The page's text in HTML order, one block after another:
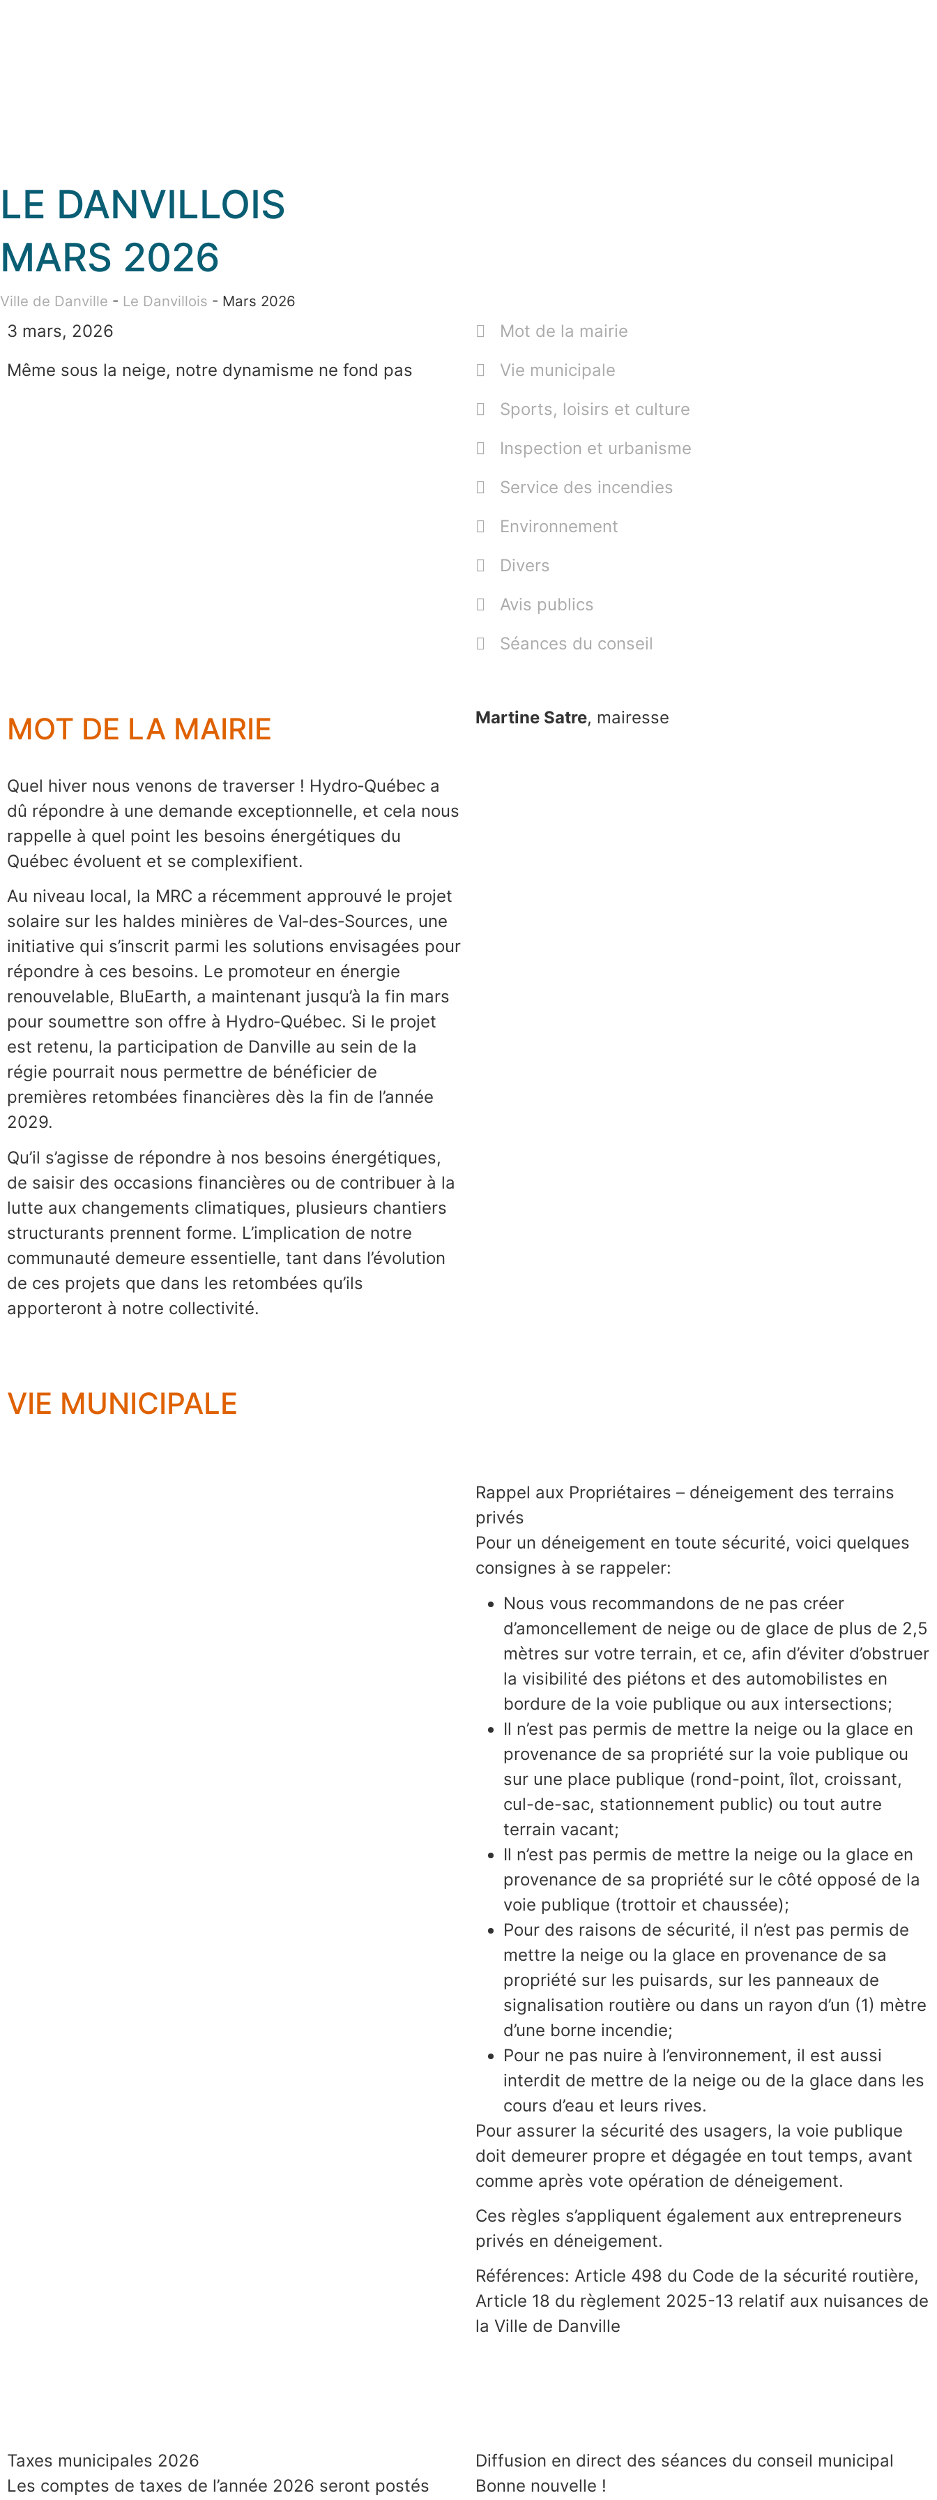
LE DANVILLOIS
MARS 2026
Ville de Danville - Le Danvillois - Mars 2026
3 mars, 2026
Même sous la neige, notre dynamisme ne fond pas
Mot de la mairie
Vie municipale
Sports, loisirs et culture
Inspection et urbanisme
Service des incendies
Environnement
Divers
Avis publics
Séances du conseil
MOT DE LA MAIRIE
Quel hiver nous venons de traverser ! Hydro‑Québec a
dû répondre à une demande exceptionnelle, et cela nous
rappelle à quel point les besoins énergétiques du
Québec évoluent et se complexifient.
Au niveau local, la MRC a récemment approuvé le projet
solaire sur les haldes minières de Val‑des‑Sources, une
initiative qui s’inscrit parmi les solutions envisagées pour
répondre à ces besoins. Le promoteur en énergie
renouvelable, BluEarth, a maintenant jusqu’à la fin mars
pour soumettre son offre à Hydro‑Québec. Si le projet
est retenu, la participation de Danville au sein de la
régie pourrait nous permettre de bénéficier de
premières retombées financières dès la fin de l’année
2029.
Qu’il s’agisse de répondre à nos besoins énergétiques,
de saisir des occasions financières ou de contribuer à la
lutte aux changements climatiques, plusieurs chantiers
structurants prennent forme. L’implication de notre
communauté demeure essentielle, tant dans l’évolution
de ces projets que dans les retombées qu’ils
apporteront à notre collectivité.
Martine Satre, mairesse
VIE MUNICIPALE
Rappel aux Propriétaires – déneigement des terrains
privés
Pour un déneigement en toute sécurité, voici quelques
consignes à se rappeler:
Nous vous recommandons de ne pas créer
d’amoncellement de neige ou de glace de plus de 2,5
mètres sur votre terrain, et ce, afin d’éviter d’obstruer
la visibilité des piétons et des automobilistes en
bordure de la voie publique ou aux intersections;
Il n’est pas permis de mettre la neige ou la glace en
provenance de sa propriété sur la voie publique ou
sur une place publique (rond-point, îlot, croissant,
cul-de-sac, stationnement public) ou tout autre
terrain vacant;
Il n’est pas permis de mettre la neige ou la glace en
provenance de sa propriété sur le côté opposé de la
voie publique (trottoir et chaussée);
Pour des raisons de sécurité, il n’est pas permis de
mettre la neige ou la glace en provenance de sa
propriété sur les puisards, sur les panneaux de
signalisation routière ou dans un rayon d’un (1) mètre
d’une borne incendie;
Pour ne pas nuire à l’environnement, il est aussi
interdit de mettre de la neige ou de la glace dans les
cours d’eau et leurs rives.
Pour assurer la sécurité des usagers, la voie publique
doit demeurer propre et dégagée en tout temps, avant
comme après vote opération de déneigement.
Ces règles s’appliquent également aux entrepreneurs
privés en déneigement.
Références: Article 498 du Code de la sécurité routière,
Article 18 du règlement 2025-13 relatif aux nuisances de
la Ville de Danville
Taxes municipales 2026
Les comptes de taxes de l’année 2026 seront postés
Diffusion en direct des séances du conseil municipal
Bonne nouvelle !